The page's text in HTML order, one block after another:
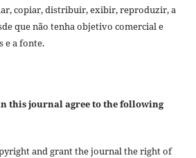
copiar, distribuir, exibir, reproduzir, a
que não tenha objetivo comercial e
e a fonte.
this journal agree to the following
and grant the journal the right of